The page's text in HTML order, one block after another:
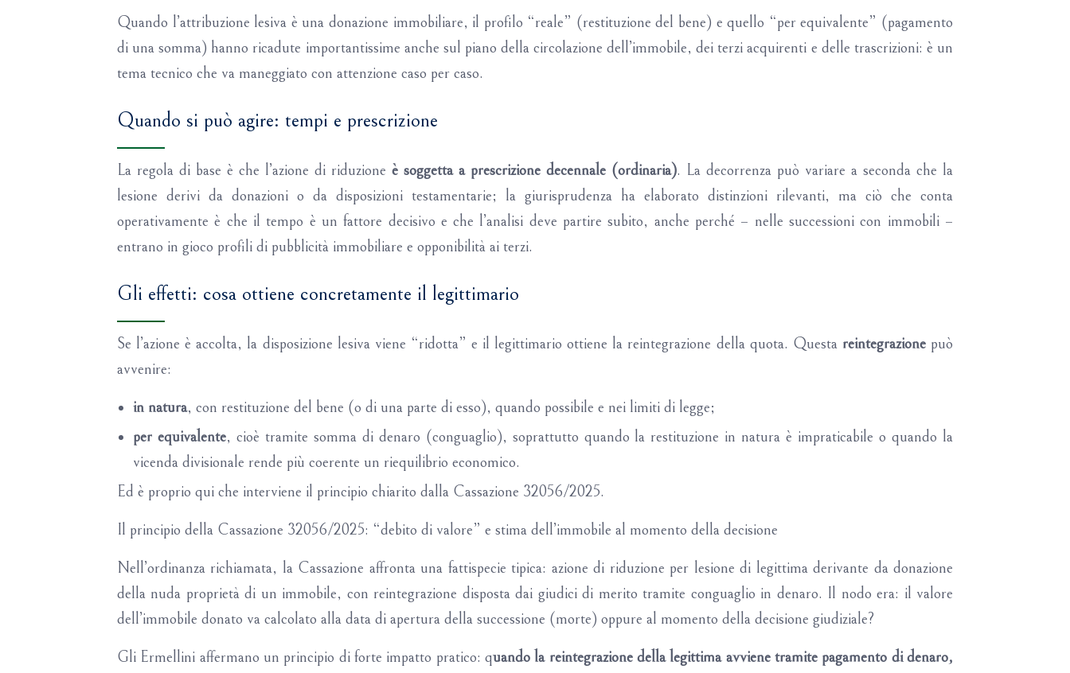
Quando l’attribuzione lesiva è una donazione immobiliare, il profilo “reale” (restituzione del bene) e quello “per equivalente” (pagamento
di una somma) hanno ricadute importantissime anche sul piano della circolazione dell’immobile, dei terzi acquirenti e delle trascrizioni: è un
tema tecnico che va maneggiato con attenzione caso per caso.
Quando si può agire: tempi e prescrizione
La regola di base è che l’azione di riduzione è soggetta a prescrizione decennale (ordinaria). La decorrenza può variare a seconda che la
lesione derivi da donazioni o da disposizioni testamentarie; la giurisprudenza ha elaborato distinzioni rilevanti, ma ciò che conta
operativamente è che il tempo è un fattore decisivo e che l’analisi deve partire subito, anche perché – nelle successioni con immobili –
entrano in gioco profili di pubblicità immobiliare e opponibilità ai terzi.
Gli effetti: cosa ottiene concretamente il legittimario
Se l’azione è accolta, la disposizione lesiva viene “ridotta” e il legittimario ottiene la reintegrazione della quota. Questa reintegrazionepuò
avvenire:
in natura, con restituzione del bene (o di una parte di esso), quando possibile e nei limiti di legge;
per equivalente, cioè tramite somma di denaro (conguaglio), soprattutto quando la restituzione in natura è impraticabile o quando la
vicenda divisionale rende più coerente un riequilibrio economico.
Ed è proprio qui che interviene il principio chiarito dalla Cassazione 32056/2025.
Il principio della Cassazione 32056/2025: “debito di valore” e stima dell’immobile al momento della decisione
Nell’ordinanza richiamata, la Cassazione affronta una fattispecie tipica: azione di riduzione per lesione di legittima derivante da donazione
della nuda proprietà di un immobile, con reintegrazione disposta dai giudici di merito tramite conguaglio in denaro. Il nodo era: il valore
dell’immobile donato va calcolato alla data di apertura della successione (morte) oppure al momento della decisione giudiziale?
Gli Ermellini affermano un principio di forte impatto pratico: quando la reintegrazione della legittima avviene tramite pagamento di denaro,